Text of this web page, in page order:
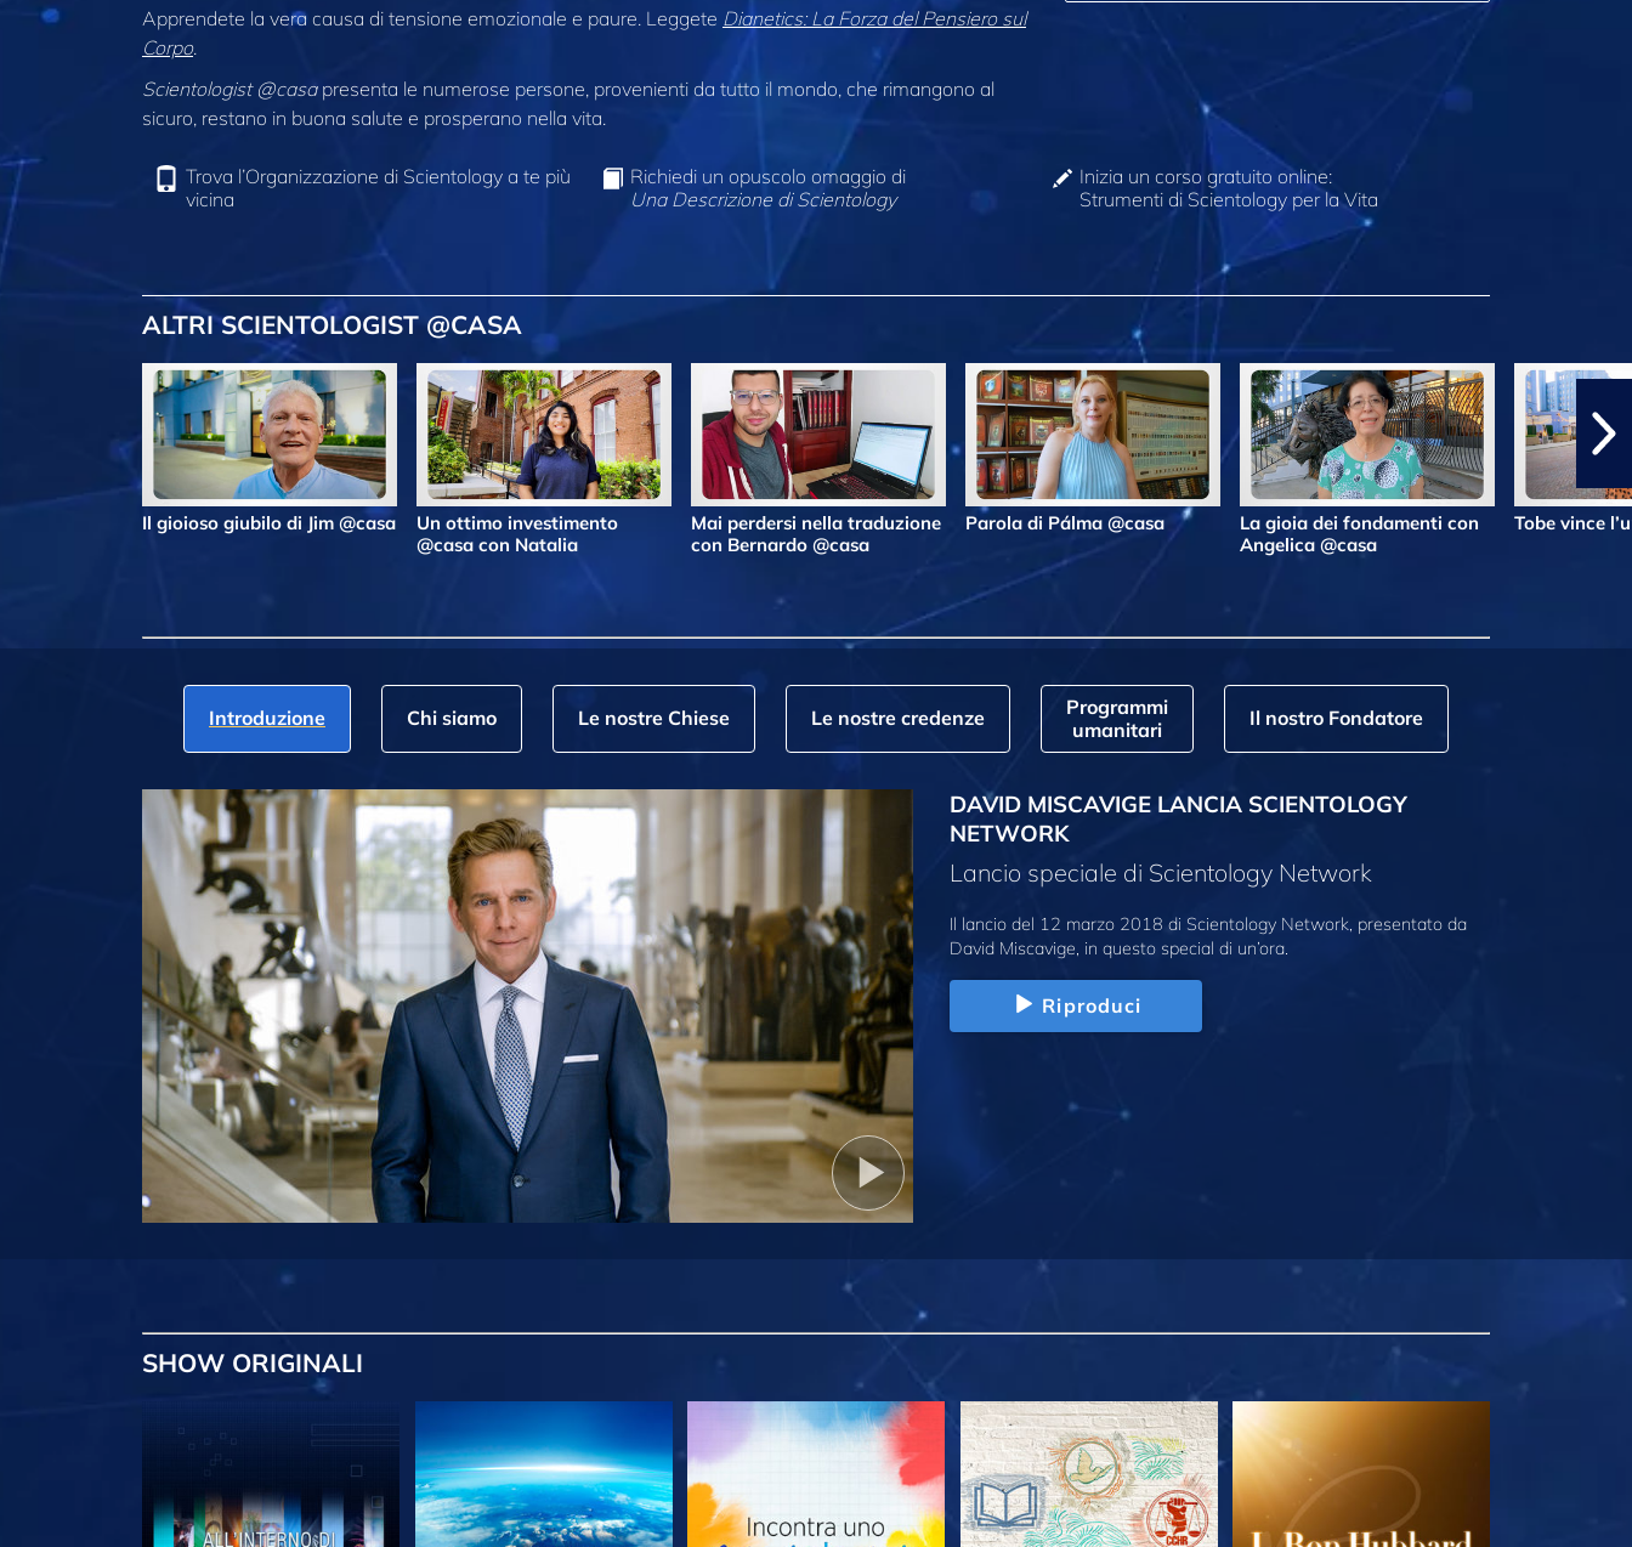
Apprendete la vera causa di tensione emozionale e paure. Leggete Dianetics: La Forza del Pensiero sul
Corpo.
Scientologist @casapresenta le numerose persone, provenienti da tutto il mondo, che rimangono al
sicuro, restano in buona salute e prosperano nella vita.
Trova l’Organizzazione di Scientology a te più
vicina
Richiedi un opuscolo omaggio di
Una Descrizione di Scientology
Inizia un corso gratuito online:
Strumenti di Scientology per la Vita
ALTRI SCIENTOLOGIST @CASA
Il gioioso giubilo di Jim @casa
Un ottimo investimento
@casa con Natalia
Mai perdersi nella traduzione
con Bernardo @casa
Parola di Pálma @casa
La gioia dei fondamenti con
Angelica @casa
Tobe vince
Introduzione Chi siamo Le nostre Chiese Le nostre credenze
Programmi
umanitari
Il nostro Fondatore
DAVID MISCAVIGE LANCIA SCIENTOLOGY
NETWORK
Lancio speciale di Scientology Network
Il lancio del 12 marzo 2018 di Scientology Network, presentato da
David Miscavige, in questo special di un’ora.
Riproduci
SHOW ORIGINALI